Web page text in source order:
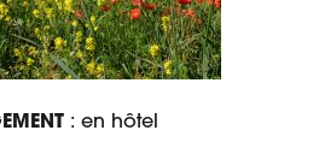
: en hôtel